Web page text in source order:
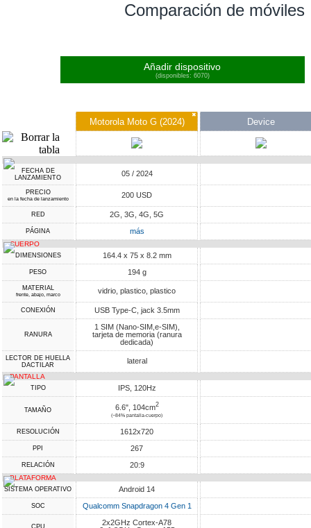
Comparación de móviles
Añadir dispositivo
(disponibles: 6070)
✖
Motorola Moto G (2024) Device
FECHA DE
LANZAMIENTO
05 / 2024
PRECIO
en la fecha de lanzamiento 200 USD
RED 2G, 3G, 4G, 5G
PÁGINA más
CUERPO
DIMENSIONES 164.4 x 75 x 8.2 mm
PESO 194 g
MATERIAL
frente, abajo, marco vidrio, plastico, plastico
CONEXIÓN USB Type-C, jack 3.5mm
RANURA
1 SIM (Nano-SIM,e-SIM),
tarjeta de memoria (ranura
dedicada)
LECTOR DE HUELLA
DACTILAR
lateral
PANTALLA
TIPO IPS, 120Hz
TAMAÑO 6.6", 104cm2
(~84% pantalla-cuerpo)
RESOLUCIÓN 1612x720
PPI 267
RELACIÓN 20:9
PLATAFORMA
SISTEMA OPERATIVO Android 14
SOC Qualcomm Snapdragon 4 Gen 1
CPU
2x2GHz Cortex-A78